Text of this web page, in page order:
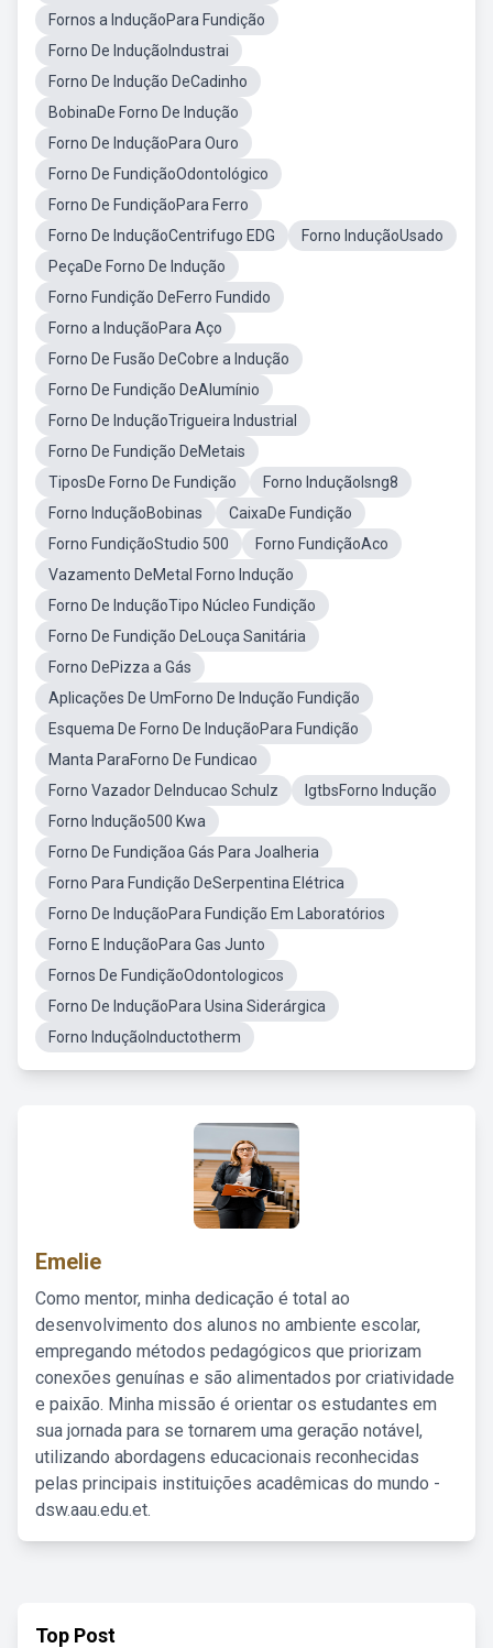
Fornos a InduçãoPara Fundição
Forno De InduçãoIndustrai
Forno De Indução DeCadinho
BobinaDe Forno De Indução
Forno De InduçãoPara Ouro
Forno De FundiçãoOdontológico
Forno De FundiçãoPara Ferro
Forno De InduçãoCentrifugo EDG
Forno InduçãoUsado
PeçaDe Forno De Indução
Forno Fundição DeFerro Fundido
Forno a InduçãoPara Aço
Forno De Fusão DeCobre a Indução
Forno De Fundição DeAlumínio
Forno De InduçãoTrigueira Industrial
Forno De Fundição DeMetais
TiposDe Forno De Fundição
Forno InduçãoIsng8
Forno InduçãoBobinas
CaixaDe Fundição
Forno FundiçãoStudio 500
Forno FundiçãoAco
Vazamento DeMetal Forno Indução
Forno De InduçãoTipo Núcleo Fundição
Forno De Fundição DeLouça Sanitária
Forno DePizza a Gás
Aplicações De UmForno De Indução Fundição
Esquema De Forno De InduçãoPara Fundição
Manta ParaForno De Fundicao
Forno Vazador DeInducao Schulz
IgtbsForno Indução
Forno Indução500 Kwa
Forno De Fundiçãoa Gás Para Joalheria
Forno Para Fundição DeSerpentina Elétrica
Forno De InduçãoPara Fundição Em Laboratórios
Forno E InduçãoPara Gas Junto
Fornos De FundiçãoOdontologicos
Forno De InduçãoPara Usina Siderárgica
Forno InduçãoInductotherm
Emelie
Como mentor, minha dedicação é total ao
desenvolvimento dos alunos no ambiente escolar,
empregando métodos pedagógicos que priorizam
conexões genuínas e são alimentados por criatividade
e paixão. Minha missão é orientar os estudantes em
sua jornada para se tornarem uma geração notável,
utilizando abordagens educacionais reconhecidas
pelas principais instituições acadêmicas do mundo -
dsw.aau.edu.et.
Top Post